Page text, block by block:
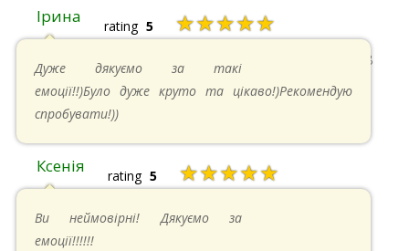
Ірина rating 5 ★★★★★
11.05.2024 в 15:48
Дуже дякуємо за такі
емоції!!)Було дуже круто та цікаво!)Рекомендую
спробувати!))
Ксенія rating 5 ★★★★★
Ви неймовірні! Дякуємо за
емоції!!!!!!